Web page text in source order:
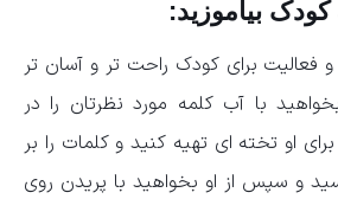
کودک بیاموزید:
و فعالیت برای کودک راحت تر و آسان تر
با آب کلمه مورد نظرتان را در
او تخته ای تهیه کنید و کلمات را بر
و سپس از او بخواهید با پریدن روی